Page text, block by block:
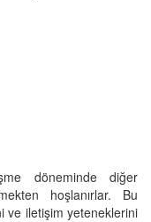
döneminde diğer
hoşlanırlar. Bu
ve iletişim yeteneklerini